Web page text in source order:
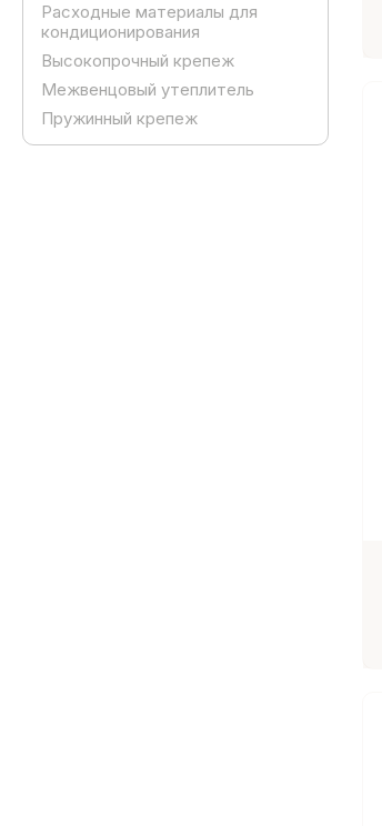
Расходные материалы для
кондиционирования
Высокопрочный крепеж
Межвенцовый утеплитель
Пружинный крепеж